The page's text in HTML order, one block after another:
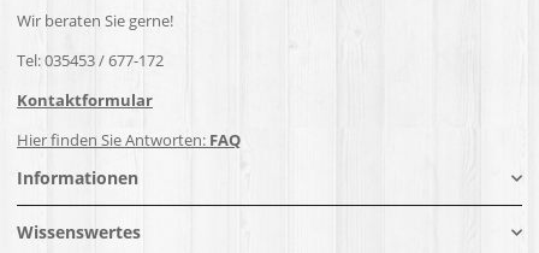
Wir beraten Sie gerne!
Tel: 035453 / 677-172
Kontaktformular
Hier finden Sie Antworten: FAQ
Informationen
Wissenswertes